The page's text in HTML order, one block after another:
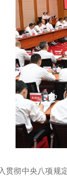
贯彻中央八项规